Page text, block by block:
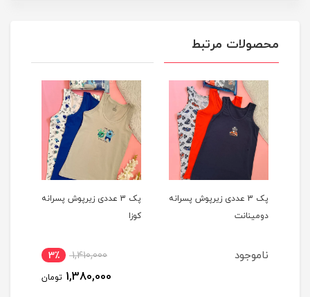
محصولات مرتبط
پک 3 عددی زیرپوش پسرانه
دومینانت
ناموجود
پک 3 عددی زیرپوش پسرانه
کوزا
1,410,000 3٪
1,380,000 تومان